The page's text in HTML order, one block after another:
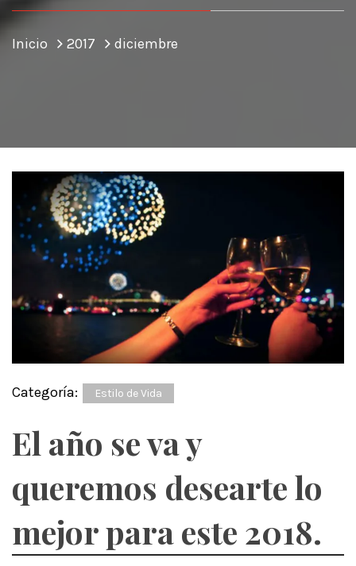
Inicio 2017 diciembre
Categoría: Estilo de Vida
El año se va y
queremos desearte lo
mejor para este 2018.